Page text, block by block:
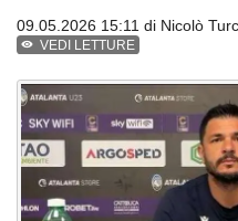
09.05.2026 15:11 di Nicolò
VEDI LETTURE